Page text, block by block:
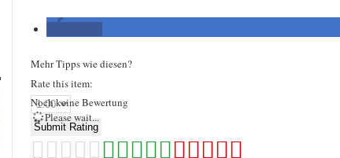
Mehr Tipps wie diesen?
Rate this item:
Submit Rating
Noch keine Bewertung
Please wait...